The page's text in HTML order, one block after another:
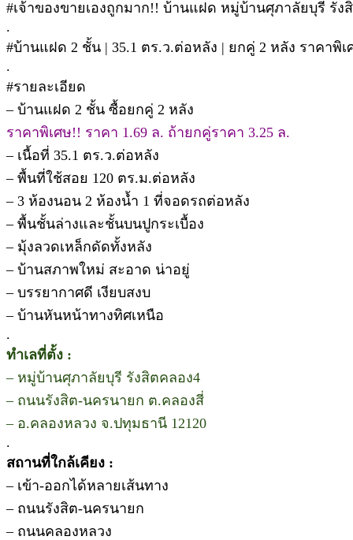
#เจ้าของขายเองถูกมาก!! บ้านแฝด หมู่บ้านศุภาลัยบุรี รั
.
#บ้านแฝด 2 ชั้น | 35.1 ตร.ว.ต่อหลัง | ยกคู่ 2 หลัง ราคาพิ
.
#รายละเอียด
– บ้านแฝด 2 ชั้น ซื้อยกคู่ 2 หลัง
ราคาพิเศษ!! ราคา 1.69 ล. ถ้ายกคู่ราคา 3.25 ล.
– เนื้อที่ 35.1 ตร.ว.ต่อหลัง
– พื้นที่ใช้สอย 120 ตร.ม.ต่อหลัง
– 3 ห้องนอน 2 ห้องน้ำ 1 ที่จอดรถต่อหลัง
– พื้นชั้นล่างและชั้นบนปูกระเบื้อง
– มุ้งลวดเหล็กดัดทั้งหลัง
– บ้านสภาพใหม่ สะอาด น่าอยู่
– บรรยากาศดี เงียบสงบ
– บ้านหันหน้าทางทิศเหนือ
.
ทำเลที่ตั้ง :
– หมู่บ้านศุภาลัยบุรี รังสิตคลอง4
– ถนนรังสิต-นครนายก ต.คลองสี่
– อ.คลองหลวง จ.ปทุมธานี 12120
.
สถานที่ใกล้เคียง :
– เข้า-ออกได้หลายเส้นทาง
– ถนนรังสิต-นครนายก
– ถนนคลองหลวง